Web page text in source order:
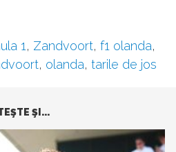
1, Zandvoort, f1 olanda,
, olanda, tarile de jos
ŞI...